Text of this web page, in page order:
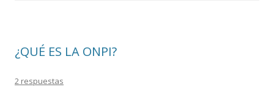
k r
¿QUÉ ES LA ONPI?
2 respuestas